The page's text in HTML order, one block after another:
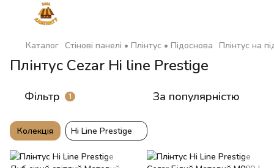
Каталог Стінові панелі • Плінтус • Підоснова Плінтус на
Плінтус Cezar Hi line Prestige
Фільтр 1 За популярністю
Колекція Hi Line Prestige